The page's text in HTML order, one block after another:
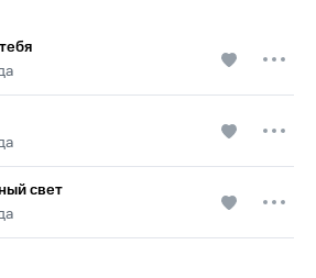
свет